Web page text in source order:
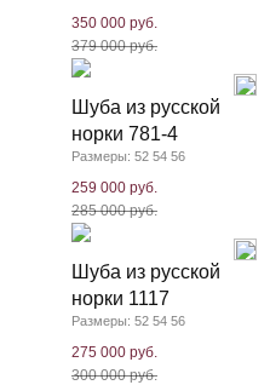
350 000 руб.
379 000 руб.
Шуба из русской
норки 781-4
Размеры: 52 54 56
259 000 руб.
285 000 руб.
Шуба из русской
норки 1117
Размеры: 52 54 56
275 000 руб.
300 000 руб.